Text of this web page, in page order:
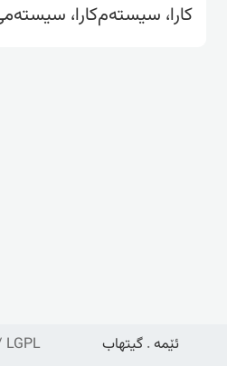
کارا، سیسته‌م‌کارا،
ئێمە . گیتهاب